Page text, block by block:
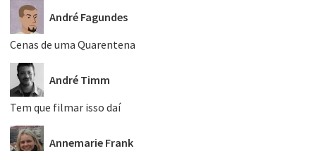
André Fagundes
Cenas de uma Quarentena
André Timm
Tem que filmar isso daí
Annemarie Frank